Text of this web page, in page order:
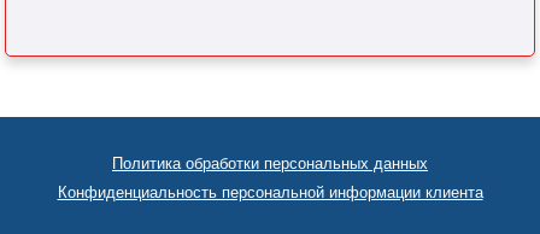
Политика обработки персональных данных
Конфиденциальность персональной информации клиента